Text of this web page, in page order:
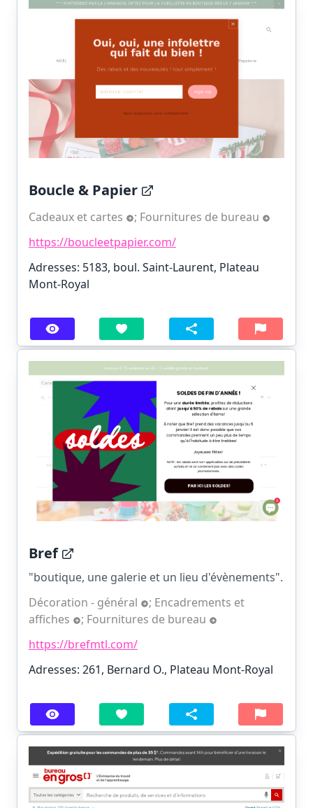
Boucle & Papier
Cadeaux et cartes ; Fournitures de bureau
https://boucleetpapier.com/
Adresses: 5183, boul. Saint-Laurent, Plateau
Mont-Royal
Bref
"boutique, une galerie et un lieu d'évènements".
Décoration - général
; Encadrements et
affiches
; Fournitures de bureau
https://brefmtl.com/
Adresses: 261, Bernard O., Plateau Mont-Royal